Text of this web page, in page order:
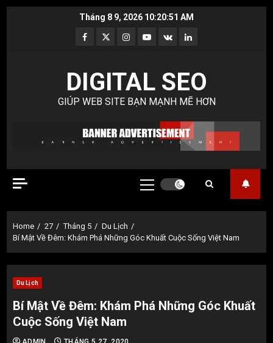
Tháng 8 9, 2026 10:20:51 AM
Facebook
TwitterInstagram
Youtube
VK LinkedIn
DIGITAL SEO
GIÚP WEB SITE BẠN MẠNH MẼ HƠN
Primary
Home 27 Tháng 5
Du Lịch
Bí Mật Về Đêm: Khám Phá Những Góc Khuất Cuộc Sống Việt Nam
Du Lịch
Bí Mật Về Đêm: Khám Phá Những Góc Khuất
Cuộc Sống Việt Nam